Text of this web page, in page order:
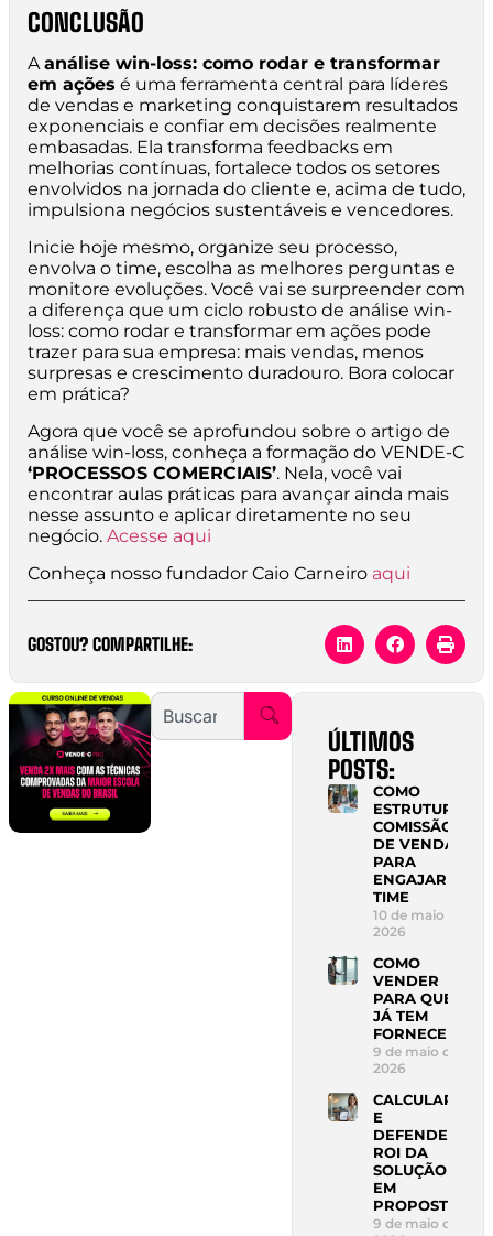
CONCLUSÃO
Aanálise win-loss: como rodar e transformar
em ações é uma ferramenta central para líderes
de vendas e marketing conquistarem resultados
exponenciais e confiar em decisões realmente
embasadas. Ela transforma feedbacks em
melhorias contínuas, fortalece todos os setores
envolvidos na jornada do cliente e, acima de tudo,
impulsiona negócios sustentáveis e vencedores.
Inicie hoje mesmo, organize seu processo,
envolva o time, escolha as melhores perguntas e
monitore evoluções. Você vai se surpreender com
a diferença que um ciclo robusto de análise win-
loss: como rodar e transformar em ações pode
trazer para sua empresa: mais vendas, menos
surpresas e crescimento duradouro. Bora colocar
em prática?
Agora que você se aprofundou sobre o artigo de
análise win-loss, conheça a formação do VENDE-C
‘PROCESSOS COMERCIAIS’. Nela, você vai
encontrar aulas práticas para avançar ainda mais
nesse assunto e aplicar diretamente no seu
negócio. Acesse aqui
Conheça nosso fundador Caio Carneiro aqui
GOSTOU? COMPARTILHE:
ÚLTIMOS
POSTS:
COMO
ESTRUTURAR
COMISSÃO
DE VENDAS
PARA
ENGAJAR
TIME
10 de maio de
2026
COMO
VENDER
PARA QUEM
JÁ TEM
FORNECEDOR
9 de maio de
2026
CALCULAR
E
DEFENDER
ROI DA
SOLUÇÃO
EM
PROPOSTA
9 de maio de